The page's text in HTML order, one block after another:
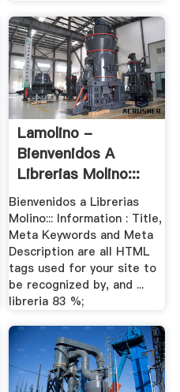
Lamolino -
Bienvenidos A
Librerias Molino:::
Bienvenidos a Librerias
Molino::: Information : Title,
Meta Keywords and Meta
Description are all HTML
tags used for your site to
be recognized by, and ...
libreria 83 %;